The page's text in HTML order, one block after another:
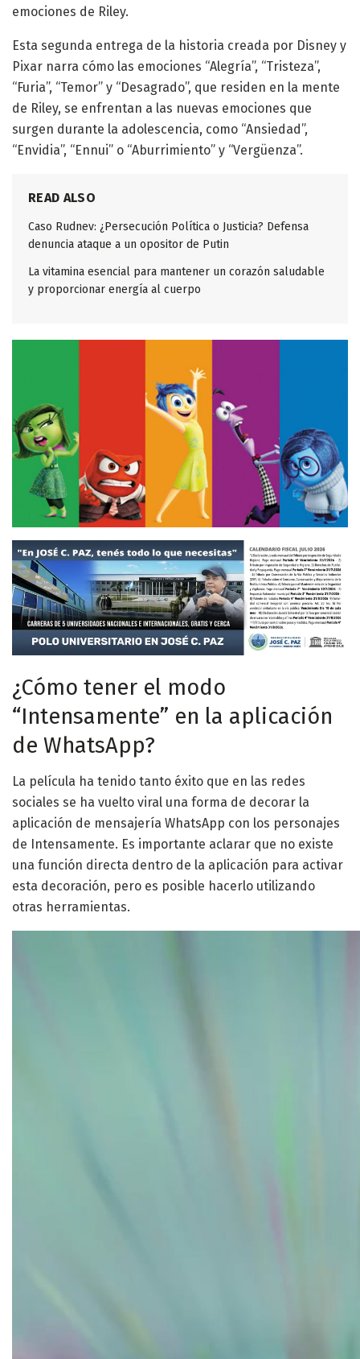
emociones de Riley.
Esta segunda entrega de la historia creada por Disney y
Pixar narra cómo las emociones “Alegría”, “Tristeza”,
“Furia”, “Temor” y “Desagrado”, que residen en la mente
de Riley, se enfrentan a las nuevas emociones que
surgen durante la adolescencia, como “Ansiedad”,
“Envidia”, “Ennui” o “Aburrimiento” y “Vergüenza”.
READ ALSO
Caso Rudnev: ¿Persecución Política o Justicia? Defensa
denuncia ataque a un opositor de Putin
La vitamina esencial para mantener un corazón saludable
y proporcionar energía al cuerpo
¿Cómo tener el modo
“Intensamente” en la aplicación
de WhatsApp?
La película ha tenido tanto éxito que en las redes
sociales se ha vuelto viral una forma de decorar la
aplicación de mensajería WhatsApp con los personajes
de Intensamente. Es importante aclarar que no existe
una función directa dentro de la aplicación para activar
esta decoración, pero es posible hacerlo utilizando
otras herramientas.